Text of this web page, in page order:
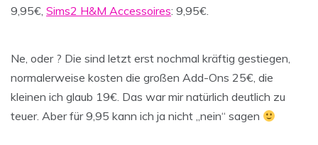
9,95€, Sims2 H&M Accessoires: 9,95€.
Ne, oder ? Die sind letzt erst nochmal kräftig gestiegen,
normalerweise kosten die großen Add-Ons 25€, die
kleinen ich glaub 19€. Das war mir natürlich deutlich zu
teuer. Aber für 9,95 kann ich ja nicht „nein“ sagen